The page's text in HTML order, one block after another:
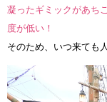
凝ったギミックがあち
度が低い！
そのため、いつ来ても